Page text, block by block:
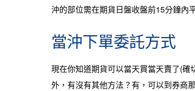
沖的部位需在期貨日盤收盤前15分鐘內
當沖下單委託方式
現在你知道期貨可以當天買當天賣了(
外，有沒有其他方法？有，可以到券商